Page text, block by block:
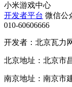
小米游戏中心
开发者平台 微信公
010-60606666
开发者：北京瓦力
北京地址：北京市
南京地址：南京市